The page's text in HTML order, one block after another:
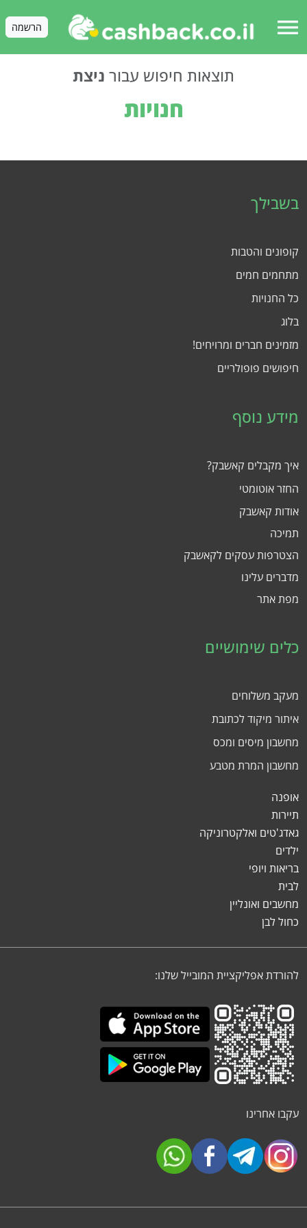
menu הרשמה
תוצאות חיפוש עבור ניצת
חנויות
בשבילך
קופונים והטבות
מתחמים חמים
כל החנויות
בלוג
מזמינים חברים ומרויחים!
חיפושים פופולריים
מידע נוסף
איך מקבלים קאשבק?
החזר אוטומטי
אודות קאשבק
תמיכה
הצטרפות עסקים לקאשבק
מדברים עלינו
מפת אתר
כלים שימושיים
מעקב משלוחים
איתור מיקוד לכתובת
מחשבון מיסים ומכס
מחשבון המרת מטבע
אופנה
תיירות
גאדג'טים ואלקטרוניקה
ילדים
בריאות ויופי
לבית
מחשבים ואונליין
כחול לבן
להורדת אפליקציית המובייל שלנו:
עקבו אחרינו